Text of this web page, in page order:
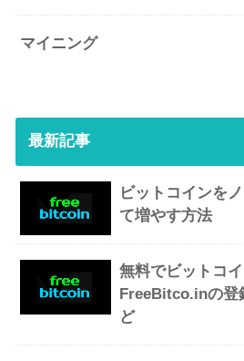
マイニング
最新記事
ビットコインを
て増やす方法
無料でビットコ
FreeBitco.inの登
ど